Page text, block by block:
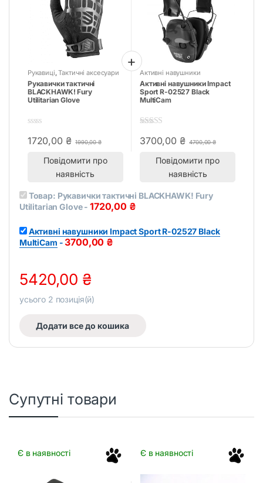
Рукавиці ,Тактичні аксесуари
Рукавички тактичні
BLACKHAWK! Fury
Utilitarian Glove
o1720,00 ₴ 1990,00₴
Повідомити про
наявність
Активні навушники
Активні навушники Impact
Sport R-02527 Black
MultiCam
3700,00 ₴ 4700,00₴
Повідомити про
наявність
Товар: Рукавички тактичні BLACKHAWK! Fury
Utilitarian Glove-1720,00 ₴
Активні навушники Impact Sport R-02527 Black
MultiCam -3700,00 ₴
5420,00 ₴
усього 2 позиція(й)
Додати все до кошика
Супутні товари
Є в наявності Є в наявності